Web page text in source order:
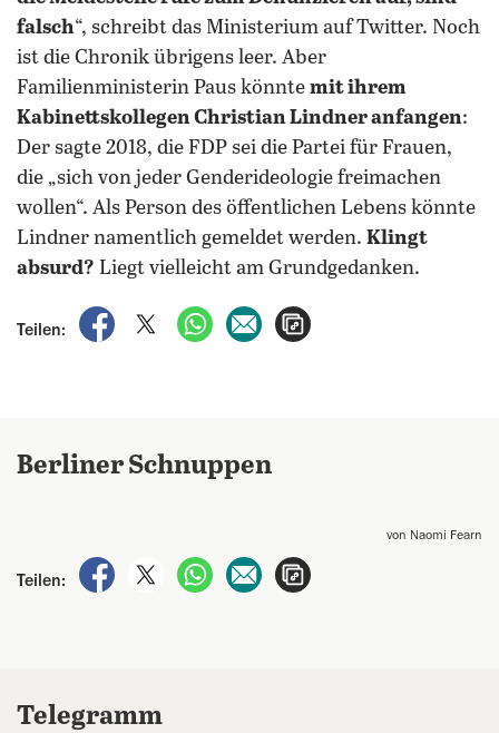
falsch“, schreibt das Ministerium auf Twitter. Noch
ist die Chronik übrigens leer. Aber
Familienministerin Paus könnte mit ihrem
Kabinettskollegen Christian Lindner anfangen:
Der sagte 2018, die FDP sei die Partei für Frauen,
die „sich von jeder Genderideologie freimachen
wollen“. Als Person des öffentlichen Lebens könnte
Lindner namentlich gemeldet werden. Klingt
absurd? Liegt vielleicht am Grundgedanken.
Teilen:
auf Facebook teilen
auf X teilenper WhatsApp teilen
per E-Mail teilen
Berliner Schnuppen
von Naomi Fearn
Teilen:
auf Facebook teilen
auf X teilenper WhatsApp teilen
per E-Mail teilen
Telegramm